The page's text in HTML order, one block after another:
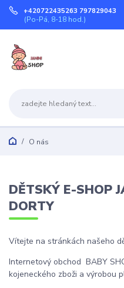
+420722435263 797829043
(Po-Pá, 8-18 hod.)
O nás
DĚTSKÝ E-SHOP
DORTY
Vítejte na stránkách našeho
Internetový obchod BABY
kojeneckého zboži a výrobou